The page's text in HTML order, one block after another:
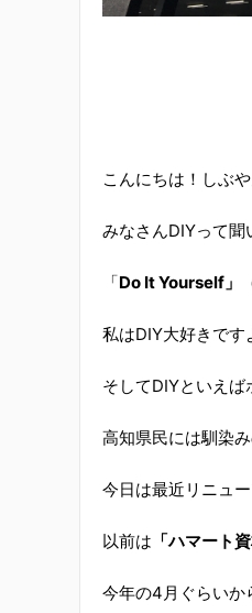
こんにちは！しぶや
みなさんDIYって聞
「Do It Yourself」
私はDIY大好きです
そしてDIYといえば
高知県民には馴染
今日は最近リニュ
以前は 「ハマート
今年の4月ぐらいか